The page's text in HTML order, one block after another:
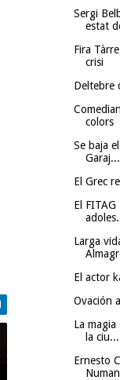
Sergi
estat
Fira
crisi
Deltebre
colors
Se baja
Garaj...
El Grec
El
Larga
El actor
Ovación
La
la ciu...
Ernesto